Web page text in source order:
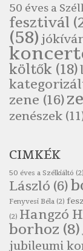
Pákolitz
Szélkiáltó
Pákolitz
Szélkiáltó
Pákolitz
Szélkiáltó
Páskándi
Szélkiáltó
Szélkiáltó
Robert
Szélkiáltó
Robert
Szélkiáltó
Robert
50 éves a
fesztivál
(58)
költők (18)
zene (16)
zenészek
CIMKÉK
50 éves a Szélkiáltó (2)
László (6)
Fenyvesi Béla (2)
(2) Hangzó
borhoz (8)
jubileumi